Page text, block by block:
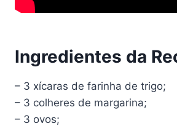
Ingredientes da
– 3 xícaras de farinha de trigo;
– 3 colheres de margarina;
– 3 ovos;